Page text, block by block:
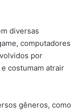
diversas
computadores
por
costumam atrair
gêneros, como